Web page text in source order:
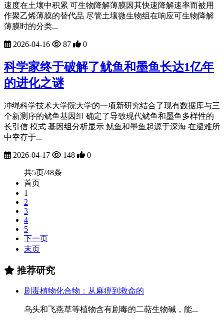
速度在土壤中积累 可生物降解薄膜因其快速降解速率而被用
作聚乙烯薄膜的替代品 尽管土壤微生物组在响应可生物降解
薄膜时的分类...
2026-04-16 87 0
科学家终于破解了鱿鱼和墨鱼长达1亿年
的进化之谜
冲绳科学技术大学院大学的一项新研究结合了现有数据库与三
个新测序的鱿鱼基因组 确定了导致现代鱿鱼和墨鱼多样性的
长引信 模式 基因组分析显示 鱿鱼和墨鱼起源于深海 在避难所
中幸存于...
2026-04-17 148 0
共5页/48条
首页
1
2
3
4
5
下一页
末页
推荐研究
剧毒植物化合物：从麻痹到救命的
乌头和飞燕草等植物含有剧毒的二萜生物碱，能...